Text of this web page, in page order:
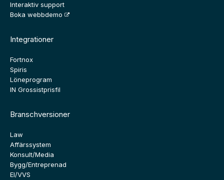
Interaktiv support
Boka webbdemo
Integrationer
Fortnox
Spiris
Löneprogram
IN Grossistprisfil
Branschversioner
Law
Affärssystem
Konsult/Media
Bygg/Entreprenad
El/VVS